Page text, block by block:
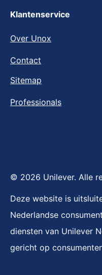
Klantenservice
Over Unox
Contact
Sitemap
© 2026 Unilever. Alle
Deze website is
Nederlandse
diensten van Unilever